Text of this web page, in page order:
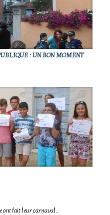
: UN BON MOMENT
ont fait leur carnaval..